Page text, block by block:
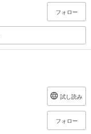
フォロー
試し読み
フォロー